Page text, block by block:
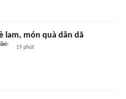
lam, món quà dân dã
19 phút